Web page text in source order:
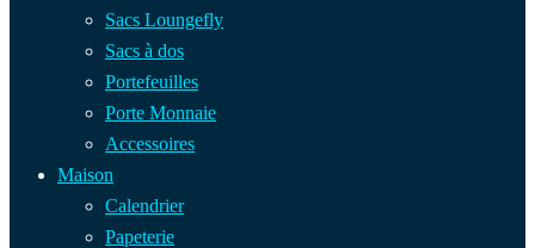
Sacs Loungefly
Sacs à dos
Portefeuilles
Porte Monnaie
Accessoires
Maison
Calendrier
Papeterie